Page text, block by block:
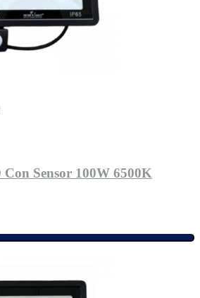
Sensor 100W 6500K